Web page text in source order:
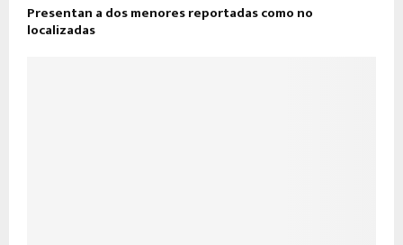
Presentan a dos menores reportadas como no
localizadas